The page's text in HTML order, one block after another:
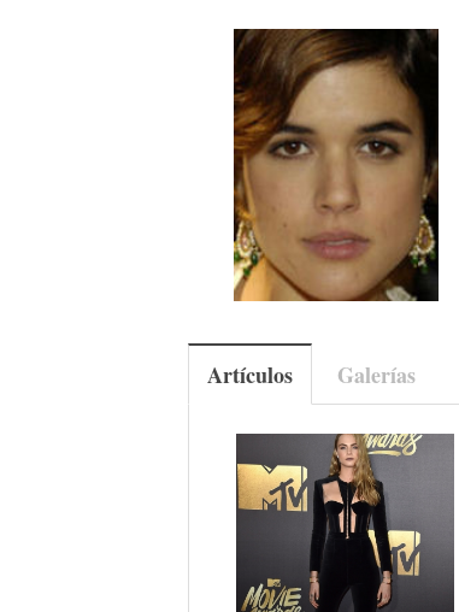
Artículos Galerías